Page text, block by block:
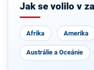
Jak se volilo v
Afrika Amerika
Austrálie a Oceánie